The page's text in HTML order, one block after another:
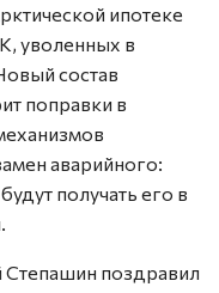
ипотеке
уволенных в
состав
поправки в
аварийного:
получать его в
поздравил